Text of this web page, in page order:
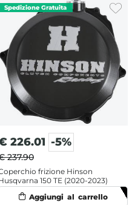
226.01 -5%
237.90
frizione Hinson
150 TE (2020-2023)